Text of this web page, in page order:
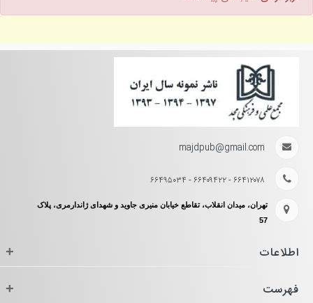
majdpub@gmail.com
۶۶۴۱۲۰۷۸ - ۶۶۴۰۹۴۲۲ - ۶۶۴۹۵۰۳۴
تهران، میدان انقلاب، تقاطع خیابان منیری جاوید و شهدای ژاندارمری، پلاک
57
اطلاعات +
فهرست +